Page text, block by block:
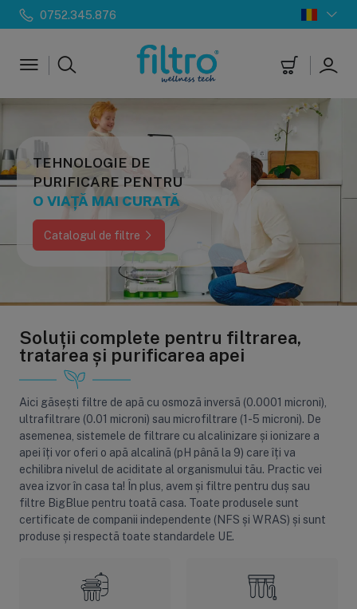
0752.345.876
Sisteme de filtrare
Ultrafiltrare
(6)
Filtre cu purjare
Filtre pentru duș
(8)
Dozatoare
Carcase
Big Blue/
Big Blue/
TEHNOLOGIE DE
PURIFICARE PENTRU
O VIAȚĂ MAI CURATĂ
Catalogul de filtre
Soluții complete pentru filtrarea,
tratarea și purificarea apei
Aici găsești filtre de apă cu osmoză inversă (0.0001 microni),
ultrafiltrare (0.01 microni) sau microfiltrare (1-5 microni). De
asemenea, sistemele de filtrare cu alcalinizare și ionizare a
apei îți vor oferi o apă alcalină (pH până la 9) care îți va
echilibra nivelul de aciditate al organismului tău. Practic vei
avea izvor în casa ta! În plus, avem și filtre pentru duș sau
filtre BigBlue pentru toată casa. Toate produsele sunt
certificate de companii independente (NFS și WRAS) și sunt
produse și respectă toate standardele UE.